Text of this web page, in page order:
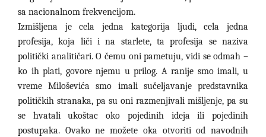
sa nacionalnom frekvencijom.
Izmišljena je cela jedna kategorija ljudi, cela jedna
profesija, koja liči i na starlete, ta profesija se naziva
politički analitičari. O čemu oni pametuju, vidi se odmah –
ko ih plati, govore njemu u prilog. A ranije smo imali, u
vreme Miloševića smo imali sučeljavanje predstavnika
političkih stranaka, pa su oni razmenjivali mišljenje, pa su
se hvatali ukoštac oko pojedinih ideja ili pojedinih
postupaka. Ovako ne možete oka otvoriti od navodnih